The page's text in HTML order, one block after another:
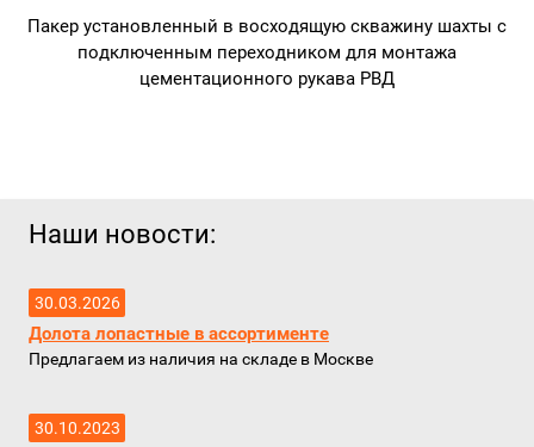
Пакер установленный в восходящую скважину шахты с
подключенным переходником для монтажа
цементационного рукава РВД
Наши новости:
30.03.2026
Долота лопастные в ассортименте
Предлагаем из наличия на складе в Москве
30.10.2023